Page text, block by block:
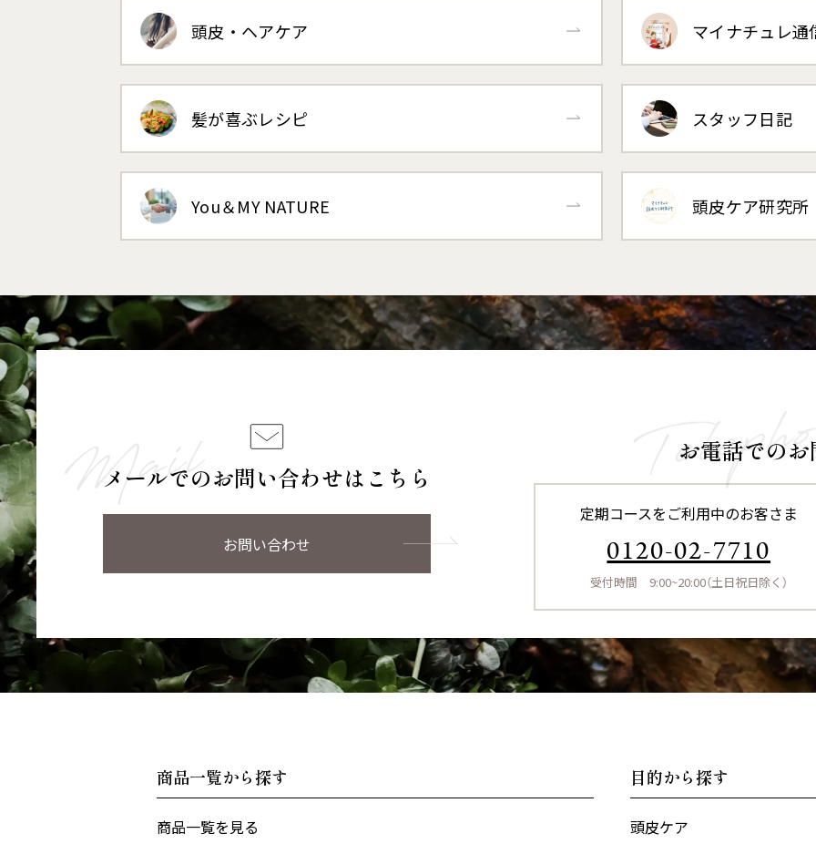
頭皮・ヘアケア マイナチュレ通
髪が喜ぶレシピ スタッフ日記
You＆MY NATURE 頭皮ケア研究所
メールでのお問い合わせはこちら
お問い合わせ
お電話での
定期コースをご利用中のお客さま
0120-02-7710
受付時間 9:00~20:00（土日祝日除く）
商品一覧から探す
商品一覧を見る
目的から探す
頭皮ケア